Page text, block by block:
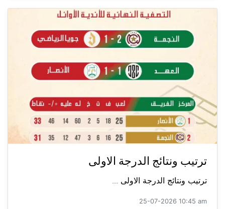
ترتيب ونتائج الدرجة الاولى
ترتيب ونتائج الدرجة الاولى ...
25-07-2026 10:45 am